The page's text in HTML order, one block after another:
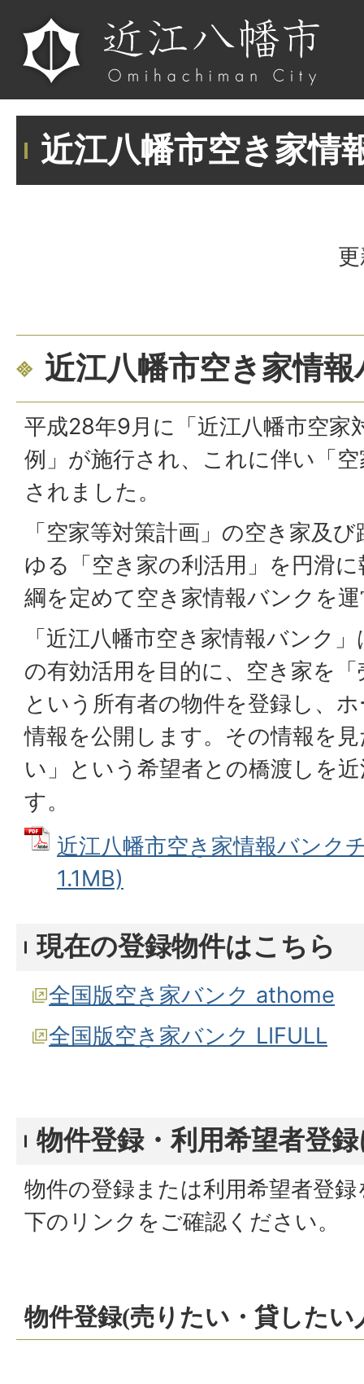
近江八幡市空き家情
近江八幡市空き家情
平成28年9月に「近江八幡市空家
例」が施行され、これに伴い「
されました。
「空家等対策計画」の空き家及
ゆる「空き家の利活用」を円滑
綱を定めて空き家情報バンクを
「近江八幡市空き家情報バンク
の有効活用を目的に、空き家を
という所有者の物件を登録し、
情報を公開します。その情報を
い」という希望者との橋渡しを
す。
近江八幡市空き家情報バンク
1.1MB)
現在の登録物件はこちら
全国版空き家バンク athome
全国版空き家バンク LIFULL
物件登録・利用希望者登
物件の登録または利用希望者登
下のリンクをご確認ください。
物件登録(売りたい・貸したい